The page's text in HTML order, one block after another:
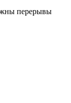
перерывы